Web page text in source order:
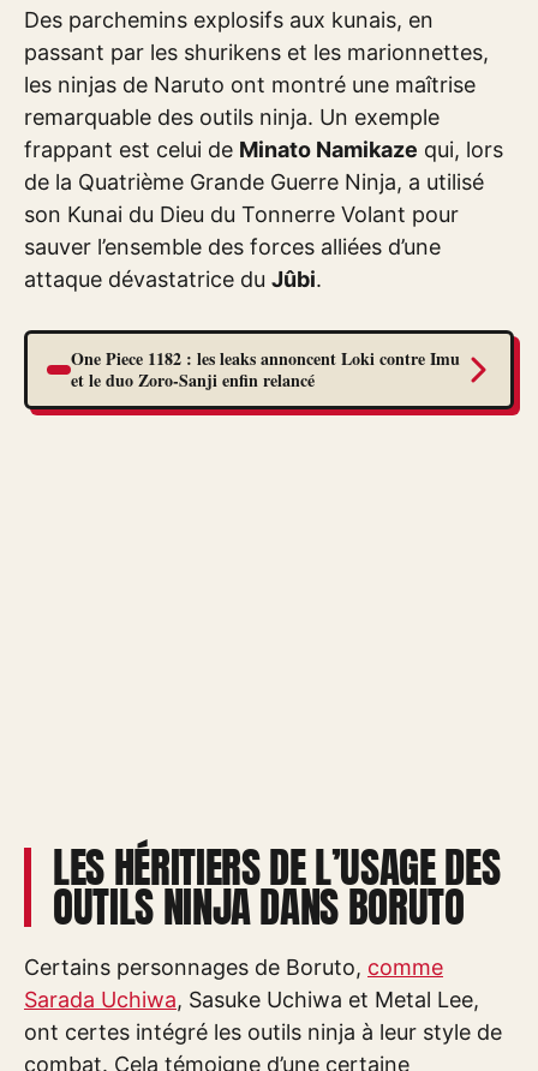
Des parchemins explosifs aux kunais, en
passant par les shurikens et les marionnettes,
les ninjas de Naruto ont montré une maîtrise
remarquable des outils ninja. Un exemple
frappant est celui de Minato Namikaze qui, lors
de la Quatrième Grande Guerre Ninja, a utilisé
son Kunai du Dieu du Tonnerre Volant pour
sauver l’ensemble des forces alliées d’une
attaque dévastatrice du Jûbi.
One Piece 1182 : les leaks annoncent Loki contre Imu
et le duo Zoro-Sanji enfin relancé
LES HÉRITIERS DE L’USAGE DES
OUTILS NINJA DANS BORUTO
Certains personnages de Boruto, comme
Sarada Uchiwa, Sasuke Uchiwa et Metal Lee,
ont certes intégré les outils ninja à leur style de
combat. Cela témoigne d’une certaine